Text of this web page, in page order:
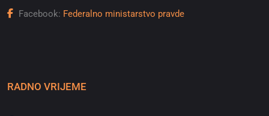
Facebook: Federalno ministarstvo pravde
RADNO VRIJEME